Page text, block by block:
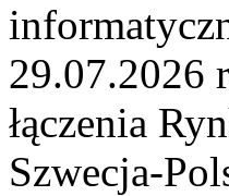
29.07.2026
łączenia
Szwecja-